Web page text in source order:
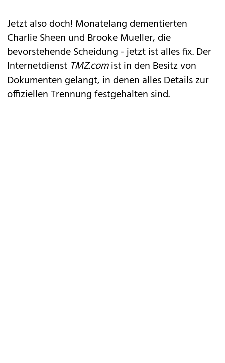
Jetzt also doch! Monatelang dementierten
Charlie Sheen und Brooke Mueller, die
bevorstehende Scheidung - jetzt ist alles fix. Der
Internetdienst TMZ.comist in den Besitz von
Dokumenten gelangt, in denen alles Details zur
offiziellen Trennung festgehalten sind.